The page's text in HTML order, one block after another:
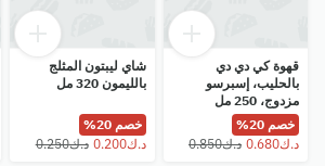
قهوة كي دي دي
بالحليب، إسبرسو
مزدوج، 250 مل
خصم 20%
شاي ليبتون المثلج
بالليمون 320 مل
خصم 20%
⁦د.ك0.200⁩
⁦د.ك0.250⁩